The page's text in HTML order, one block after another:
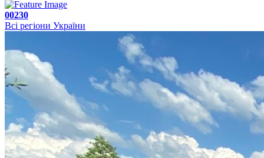
00230
Всі регіони України